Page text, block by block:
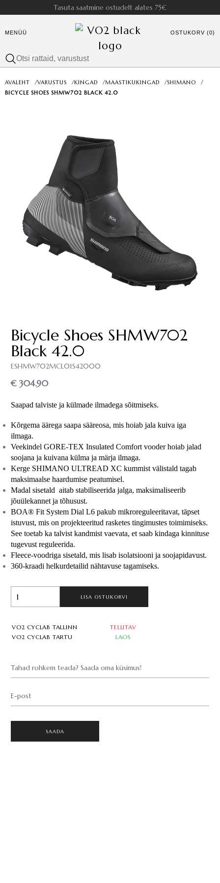
Tasuta saatmine ostudelt alates 75€
MENÜÜ OSTUKORV (0)
AVALEHT /VARUSTUS /KINGAD /MAASTIKUKINGAD /SHIMANO
/
BICYCLE SHOES SH­MW702 BLACK 42.0
Bicycle Shoes SH­MW702
Black 42.0
ESHMW702MCL01S42000
€ 304.90
Saapad talviste ja külmade ilmadega sõitmiseks.
Kõrgema äärega saapa sääreosa, mis hoiab jala kuiva iga
ilmaga.
Veekindel GORE-TEX Insulated Comfort vooder hoiab jalad
soojana ja kuivana külma ja märja ilmaga.
Kerge SHIMANO ULTREAD XC kummist välistald tagab
maksimaalse haardumise peatumisel.
Madal sisetald  aitab stabiliseerida jalga, maksimaliseerib
jõuülekannet ja tõhusust.
BOA® Fit System Dial L6 pakub mikroreguleeritavat, täpset
istuvust, mis on projekteeritud rasketes tingimustes toimimiseks.
See toetab ka talvist kandmist vaevata, et saab kindaga kinnituse
tugevust reguleerida.
Fleece-voodriga sisetald, mis lisab isolatsiooni ja soojapidavust.
360-kraadi helkurdetailid nähtavuse tagamiseks.
LISA OSTUKORVI
VO2 CYCLAB TALLINN
TELLITAV
VO2 CYCLAB TARTU
LAOS
Tahad rohkem teada? Saada oma küsimus!
E-post
SAADA